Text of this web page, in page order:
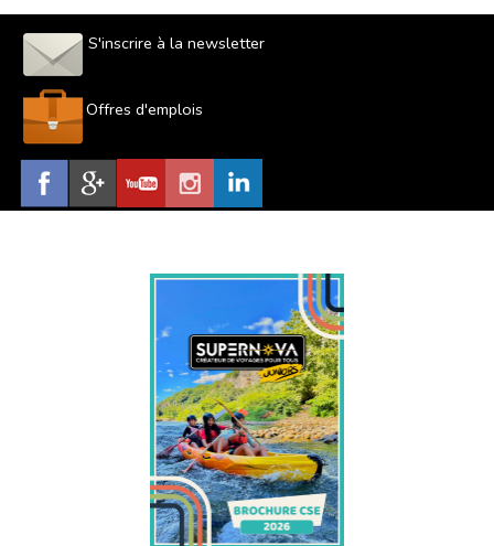
S'inscrire à la newsletter
Offres d'emplois